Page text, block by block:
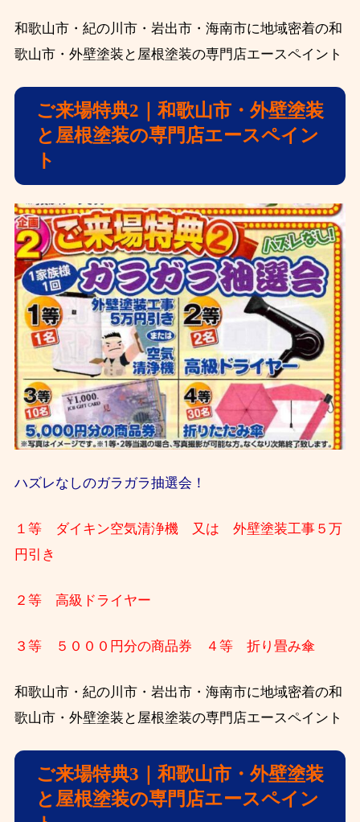
和歌山市・紀の川市・岩出市・海南市に地域密着の和
歌山市・外壁塗装と屋根塗装の専門店エースペイント
ご来場特典2｜和歌山市・外壁塗装
と屋根塗装の専門店エースペイン
ト
ハズレなしのガラガラ抽選会！
１等 ダイキン空気清浄機又は 外壁塗装工事５万
円引き
２等 高級ドライヤー
３等 ５０００円分の商品券 ４等 折り畳み傘
和歌山市・紀の川市・岩出市・海南市に地域密着の和
歌山市・外壁塗装と屋根塗装の専門店エースペイント
ご来場特典3｜和歌山市・外壁塗装
と屋根塗装の専門店エースペイン